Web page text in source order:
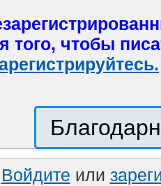
того, чтобы
Войдите или